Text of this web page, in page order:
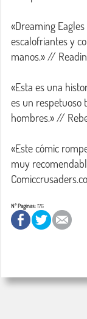
«Dreaming
escalofriantes y
manos.» //
«Esta es una
es un respetuoso
hombres.» //
«Este cómic
muy
Nº Paginas:176